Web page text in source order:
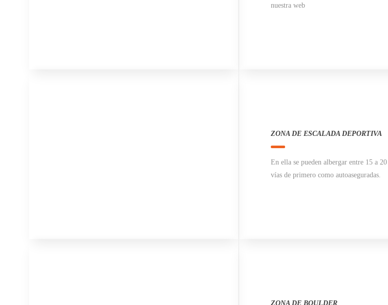
nuestra web
ZONA DE ESCALADA DEPORTIVA
En ella se pueden albergar entre 15 a
vías de primero como autoaseguradas.
ZONA DE BOULDER